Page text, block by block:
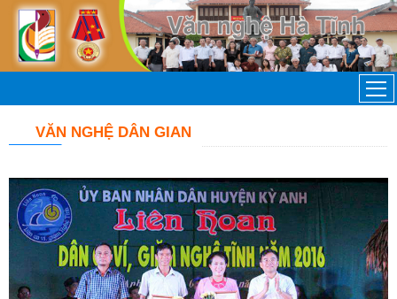
VĂN NGHỆ DÂN GIAN